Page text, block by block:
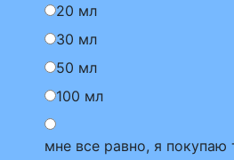
20 мл
30 мл
50 мл
100 мл
мне все равно, я покупаю